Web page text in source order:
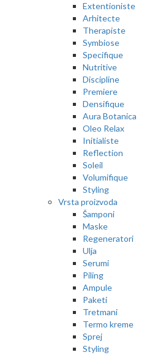
Extentioniste
Arhitecte
Therapiste
Symbiose
Specifique
Nutritive
Discipline
Premiere
Densifique
Aura Botanica
Oleo Relax
Initialiste
Reflection
Soleil
Volumifique
Styling
Vrsta proizvoda
Šamponi
Maske
Regeneratori
Ulja
Serumi
Piling
Ampule
Paketi
Tretmani
Termo kreme
Sprej
Styling